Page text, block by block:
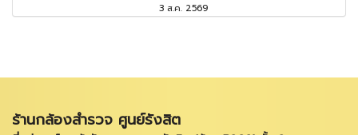
3 ส.ค. 2569
ร้านกล้องสำรวจ ศูนย์รังสิต